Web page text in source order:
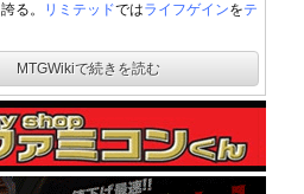
る。
リミテッドではライフゲインをテ
MTGWikiで続きを読む